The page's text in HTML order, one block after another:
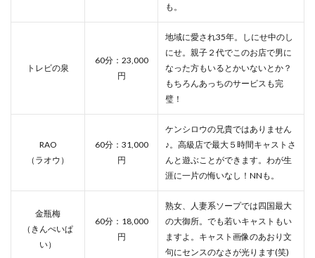
も。
トレビの泉
60分：23,000
円
地域に愛され35年。しにせ中のし
にせ。親子２代でこのお店で男に
なった方もいるとかいないとか？
もちろんあっちのサービスも完
璧！
RAO
（ラオウ）
60分：31,000
円
ケンシロウの兄貴ではありません
♪。高級店で最大５時間キャストさ
んと遊ぶことができます。わが生
涯に一片の悔いなし！NNも。
金瓶梅
（きんぺいぱ
い）
60分：18,000
円
熟女、人妻系ソープでは四国最大
の大御所。でも若いキャストもい
ますよ。キャスト画像のあおり文
句にセンスのなさが光ります(笑)